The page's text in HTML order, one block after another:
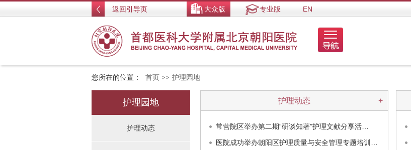
返回引导页 大众版 专业版 EN
您所在的位置： 首页 >> 护理园地
护理园地
护理动态
护理动态 +
常营院区举办第二期“研谈知著”护理文献分享活…
医院成功举办朝阳区护理质量与安全管理专题培训…